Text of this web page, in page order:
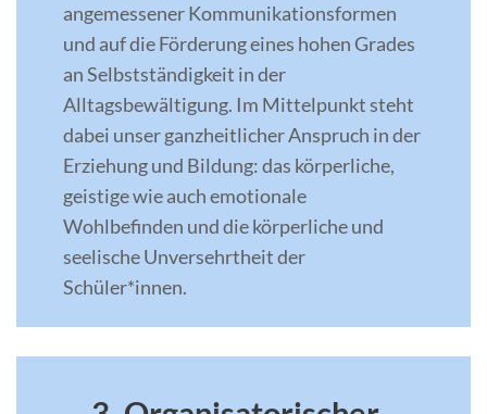
angemessener Kommunikationsformen
und auf die Förderung eines hohen Grades
an Selbstständigkeit in der
Alltagsbewältigung. Im Mittelpunkt steht
dabei unser ganzheitlicher Anspruch in der
Erziehung und Bildung: das körperliche,
geistige wie auch emotionale
Wohlbefinden und die körperliche und
seelische Unversehrtheit der
Schüler*innen.